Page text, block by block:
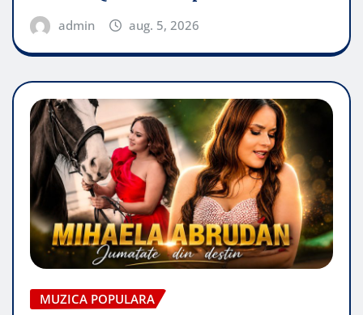
admin aug. 5, 2026
MUZICA POPULARA